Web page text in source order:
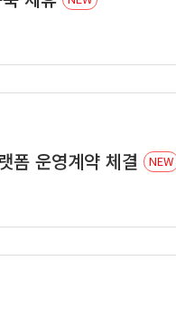
폼 운영계약 체결 NEW